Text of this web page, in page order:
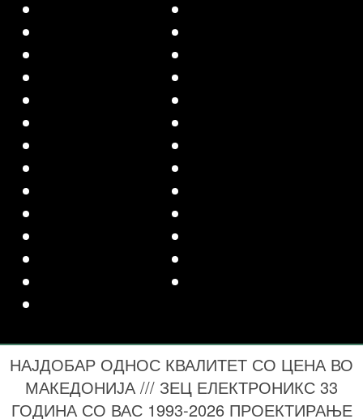
НАЈДОБАР ОДНОС КВАЛИТЕТ СО ЦЕНА ВО
МАКЕДОНИЈА /// ЗЕЦ ЕЛЕКТРОНИКС 33
ГОДИНА СО ВАС 1993-2026 ПРОЕКТИРАЊЕ